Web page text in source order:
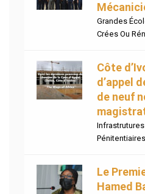
Grandes
Crées Ou
Côte
d’appel
de neuf
Pénitentiaires
Le
Hamed